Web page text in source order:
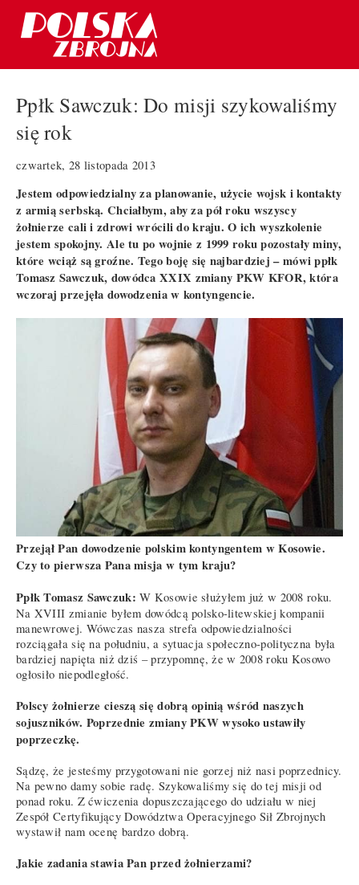
Ppłk Sawczuk: Do misji szykowaliśmy
się rok
czwartek, 28 listopada 2013
Jestem odpowiedzialny za planowanie, użycie wojsk i kontakty
z armią serbską. Chciałbym, aby za pół roku wszyscy
żołnierze cali i zdrowi wrócili do kraju. O ich wyszkolenie
jestem spokojny. Ale tu po wojnie z 1999 roku pozostały miny,
które wciąż są groźne. Tego boję się najbardziej – mówi ppłk
Tomasz Sawczuk, dowódca XXIX zmiany PKW KFOR, która
wczoraj przejęła dowodzenia w kontyngencie.
Przejął Pan dowodzenie polskim kontyngentem w Kosowie.
Czy to pierwsza Pana misja w tym kraju?
Ppłk Tomasz Sawczuk: W Kosowie służyłem już w 2008 roku.
Na XVIII zmianie byłem dowódcą polsko-litewskiej kompanii
manewrowej. Wówczas nasza strefa odpowiedzialności
rozciągała się na południu, a sytuacja społeczno-polityczna była
bardziej napięta niż dziś – przypomnę, że w 2008 roku Kosowo
ogłosiło niepodległość.
Polscy żołnierze cieszą się dobrą opinią wśród naszych
sojuszników. Poprzednie zmiany PKW wysoko ustawiły
poprzeczkę.
Sądzę, że jesteśmy przygotowani nie gorzej niż nasi poprzednicy.
Na pewno damy sobie radę. Szykowaliśmy się do tej misji od
ponad roku. Z ćwiczenia dopuszczającego do udziału w niej
Zespół Certyfikujący Dowództwa Operacyjnego Sił Zbrojnych
wystawił nam ocenę bardzo dobrą.
Jakie zadania stawia Pan przed żołnierzami?